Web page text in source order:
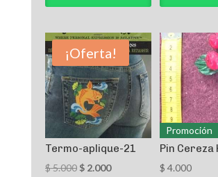
¡Oferta!
Termo-aplique-21
$5.000 El
$2.000El
Promoción
Pin Cereza
$ 4.000